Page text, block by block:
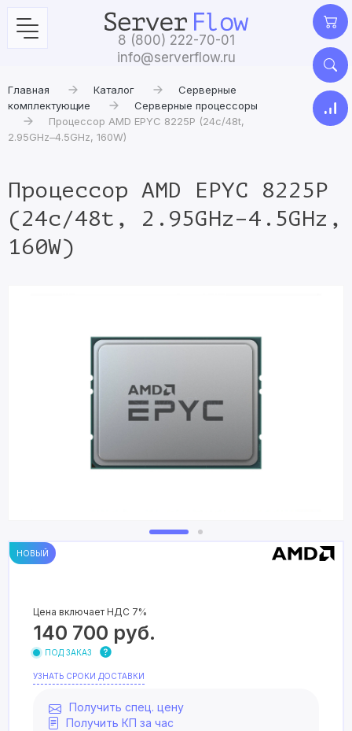
8 (800) 222-70-01
info@serverflow.ru
Главная Каталог
Серверные
комплектующие
Серверные процессоры
Процессор AMD EPYC 8225P (24c/48t,
2.95GHz–4.5GHz, 160W)
Процессор AMD EPYC 8225P
(24c/48t, 2.95GHz–4.5GHz,
160W)
НОВЫЙ
Цена включает НДС 7%
140 700 руб.
ПОД ЗАКАЗ
УЗНАТЬ СРОКИ ДОСТАВКИ
Получить спец. цену
Получить КП за час